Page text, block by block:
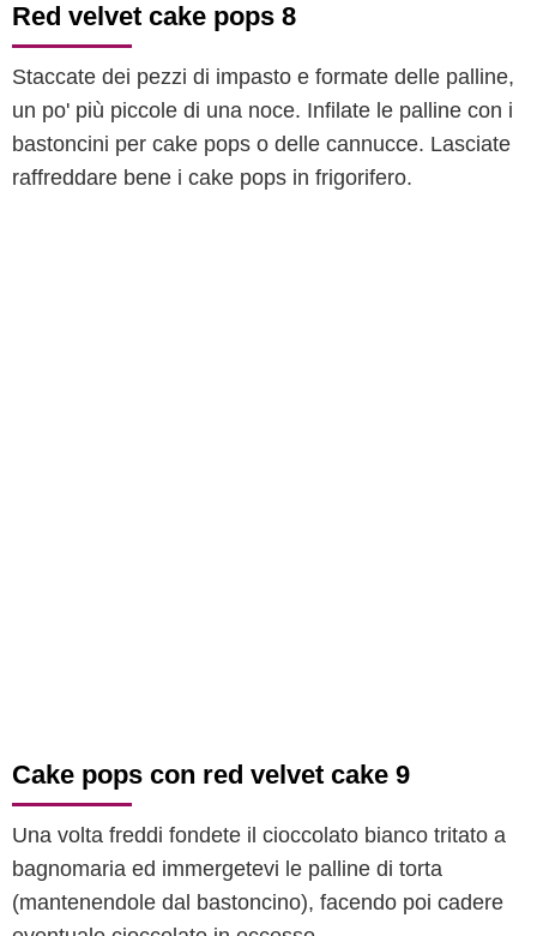
Red velvet cake pops 8
Staccate dei pezzi di impasto e formate delle palline,
un po' più piccole di una noce. Infilate le palline con i
bastoncini per cake pops o delle cannucce. Lasciate
raffreddare bene i cake pops in frigorifero.
Cake pops con red velvet cake 9
Una volta freddi fondete il cioccolato bianco tritato a
bagnomaria ed immergetevi le palline di torta
(mantenendole dal bastoncino), facendo poi cadere